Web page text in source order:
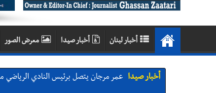
أخبار لبنان أخبار صيدا معرض الصور
أخبار صيدا مؤسسة مياه لبنان الجنوبي : انخفاض